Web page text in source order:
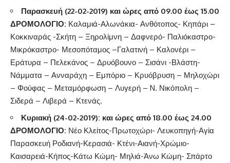
Παρασκευή (22-02-2019) και ώρες από 09.00 έως 15.00
ΔΡΟΜΟΛΟΓΙΟ: Καλαμιά-Αλωνάκια- Ανθότοπος- Κηπάρι –
Κοκκιναράς -Σκήτη – Ξηρολίμνη – Δαφνερό- Παλιόκαστρο-
Μικρόκαστρο- Μεσοπόταμος –Γαλατινή – Καλονέρι –
Εράτυρα – Πελεκάνος – Δρυόβουνο – Σισάνι -Βλάστη-
Νάμματα – Ανναράχη – Εμπόριο – Κρυόβρυση – Μηλοχώρι
– Φούφας – Μεταμόρφωση – Λυγερή – N. Νικόπολη –
Σιδερά – Λιβερά – Κτενάς.
Κυριακή (24-02-2019): και ώρες από 18.00 έως 24.00
ΔΡΟΜΟΛΟΓΙΟ: Νέο Κλείτος-Πρωτοχώρι- Λευκοπηγή-Αγία
Παρασκευή Ροδιανή-Κερασιά- Κτένι-Αιανή-Χρώμιο-
Καισαρειά-Κήπος-Κάτω Κώμη- Μηλιά-Άνω Κώμη- Σπάρτο